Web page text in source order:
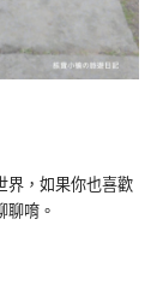
界，如果你也喜歡
聊唷。